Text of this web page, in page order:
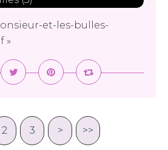
et-les-bulles-
»
2 3 > >>